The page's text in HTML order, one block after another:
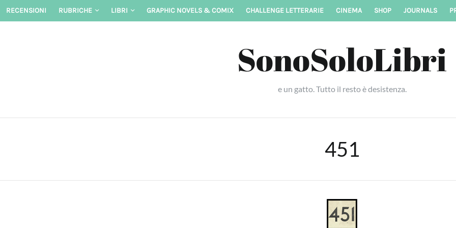
Skip
RECENSIONI RUBRICHE LIBRI GRAPHIC NOVELS & COMIX CHALLENGE LETTERARIE CINEMA SHOP JOURNALS
SonoSoloLibri
e un gatto. Tutto il resto è desistenza.
451